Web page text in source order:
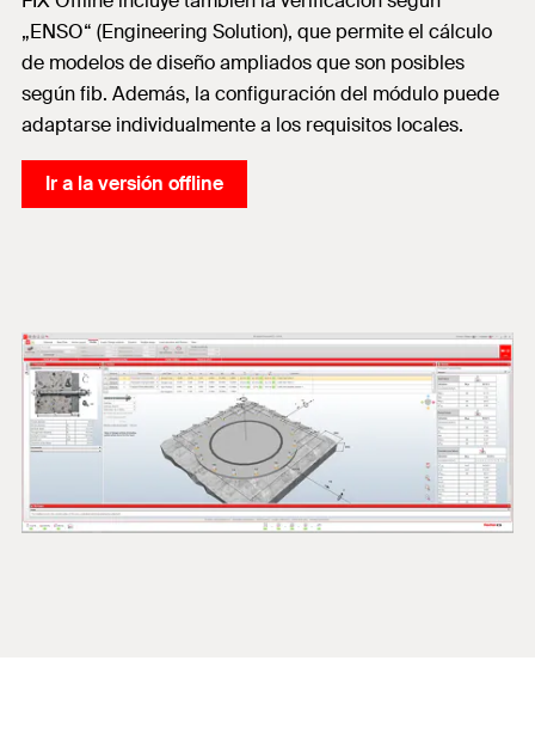
„ENSO“ (Engineering Solution), que permite el cálculo
de modelos de diseño ampliados que son posibles
según fib. Además, la configuración del módulo puede
adaptarse individualmente a los requisitos locales.
Ir a la versión offline